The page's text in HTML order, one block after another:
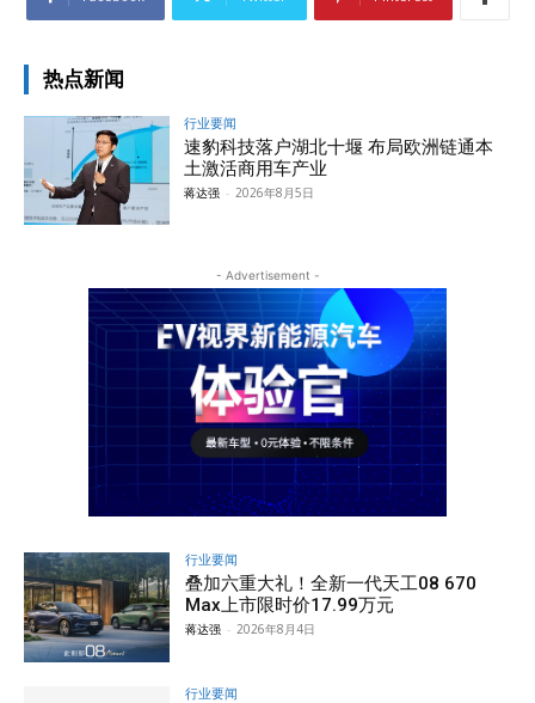
热点新闻
行业要闻
速豹科技落户湖北十堰 布局欧洲链通本
土激活商用车产业
蒋达强 - 2026年8月5日
- Advertisement -
行业要闻
叠加六重大礼！全新一代天工08 670
Max上市限时价17.99万元
蒋达强 - 2026年8月4日
行业要闻